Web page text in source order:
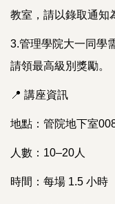
教室，請以錄取通知
3.管理學院大一同學
請領最高級別獎勵。
📍 講座資訊
地點：管院地下室
人數：10–20人
時間：每場 1.5 小時